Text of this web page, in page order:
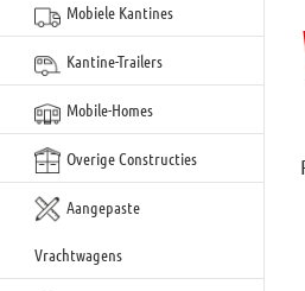
Mobiele Kantines
Kantine-Trailers
Mobile-Homes
Overige Constructies
Aangepaste
Vrachtwagens